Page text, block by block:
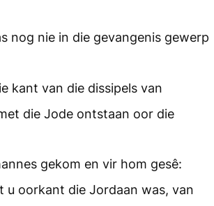
nog nie in die gevangenis gewerp
kant van die dissipels van
die Jode ontstaan oor die
gekom en vir hom gesê:
u oorkant die Jordaan was, van